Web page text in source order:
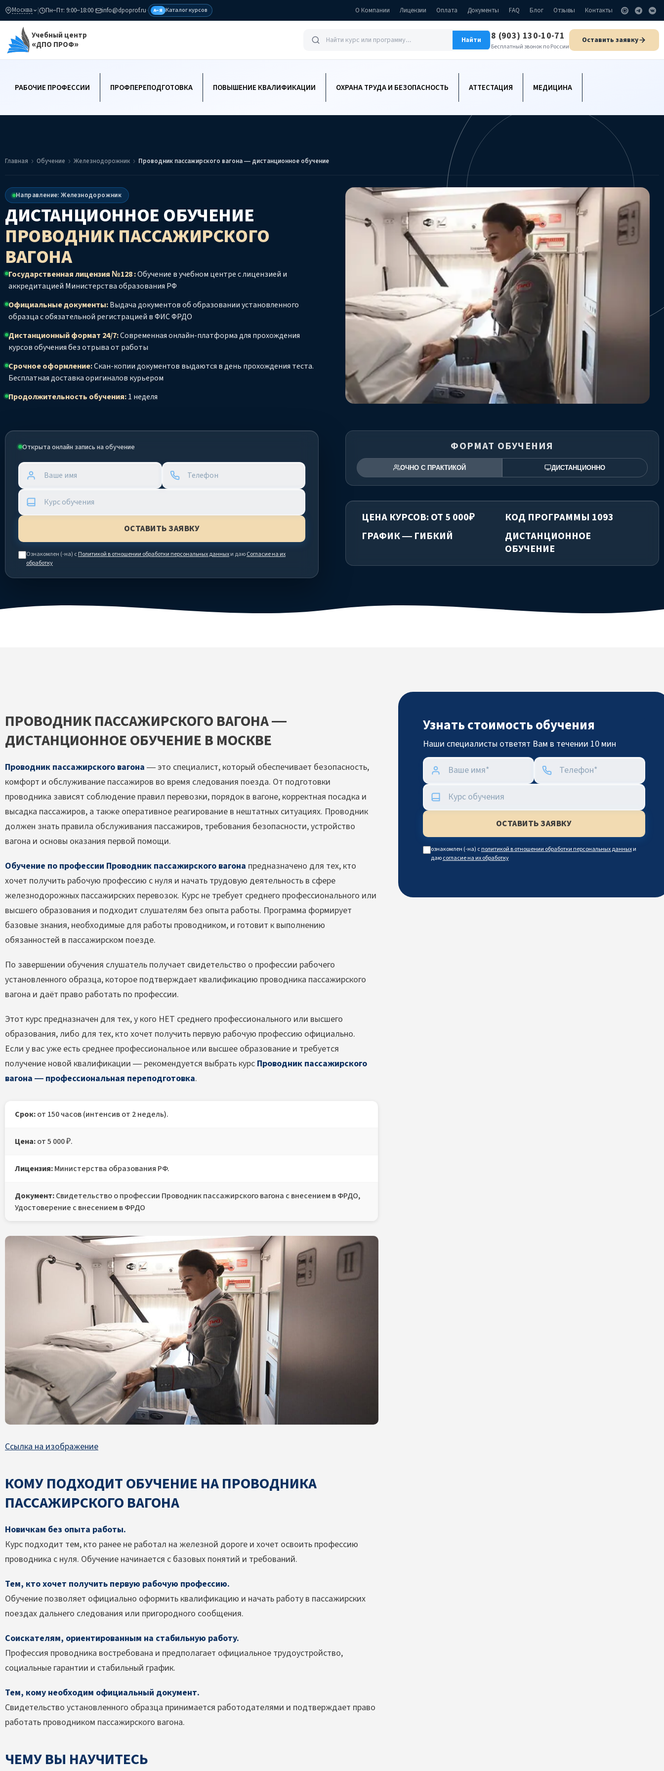
Москва | Пн–Пт: 9:00–18:00· info@dpoprof.ru· А–Я Каталог курсов О Компании Лицензии Оплата Документы FAQ Блог Отзывы Контакты
Учебный центр
«ДПО ПРОФ»
Найти 8 (903) 130-10-71
Бесплатный звонок по России
Оставить заявку
РАБОЧИЕ ПРОФЕССИИ ПРОФПЕРЕПОДГОТОВКА ПОВЫШЕНИЕ КВАЛИФИКАЦИИ ОХРАНА ТРУДА И БЕЗОПАСНОСТЬ АТТЕСТАЦИЯ МЕДИЦИНА
Главная Обучение Железнодорожник Проводник пассажирского вагона — дистанционное обучение
Направление: Железнодорожник
ДИСТАНЦИОННОЕ ОБУЧЕНИЕ
ПРОВОДНИК ПАССАЖИРСКОГО
ВАГОНА
Государственная лицензия №128 :Обучение в учебном центре с лицензией и
аккредитацией Министерства образования РФ
Официальные документы:Выдача документов об образовании установленного
образца с обязательной регистрацией в ФИС ФРДО
Дистанционный формат 24/7:Современная онлайн-платформа для прохождения
курсов обучения без отрыва от работы
Срочное оформление:Скан-копии документов выдаются в день прохождения теста.
Бесплатная доставка оригиналов курьером
Продолжительность обучения:1 неделя
Открыта онлайн запись на обучение
Ознакомлен (-на) сПолитикой в отношении обработки персональных данныхи даюСогласие на их
обработку
ФОРМАТ ОБУЧЕНИЯ
ОЧНО С ПРАКТИКОЙ ДИСТАНЦИОННО
ЦЕНА КУРСОВ: ОТ 5 000₽
КОД ПРОГРАММЫ 1093
ГРАФИК — ГИБКИЙ
ДИСТАНЦИОННОЕ
ОБУЧЕНИЕ
ПРОВОДНИК ПАССАЖИРСКОГО ВАГОНА —
ДИСТАНЦИОННОЕ ОБУЧЕНИЕ В МОСКВЕ
Проводник пассажирского вагона — это специалист, который обеспечивает безопасность,
комфорт и обслуживание пассажиров во время следования поезда. От подготовки
проводника зависят соблюдение правил перевозки, порядок в вагоне, корректная посадка и
высадка пассажиров, а также оперативное реагирование в нештатных ситуациях. Проводник
должен знать правила обслуживания пассажиров, требования безопасности, устройство
вагона и основы оказания первой помощи.
Обучение по профессии Проводник пассажирского вагона предназначено для тех, кто
хочет получить рабочую профессию с нуля и начать трудовую деятельность в сфере
железнодорожных пассажирских перевозок. Курс не требует среднего профессионального или
высшего образования и подходит слушателям без опыта работы. Программа формирует
базовые знания, необходимые для работы проводником, и готовит к выполнению
обязанностей в пассажирском поезде.
По завершении обучения слушатель получает свидетельство о профессии рабочего
установленного образца, которое подтверждает квалификацию проводника пассажирского
вагона и даёт право работать по профессии.
Этот курс предназначен для тех, у кого НЕТ среднего профессионального или высшего
образования, либо для тех, кто хочет получить первую рабочую профессию официально.
Если у вас уже есть среднее профессиональное или высшее образование и требуется
получение новой квалификации — рекомендуется выбрать курс Проводник пассажирского
вагона — профессиональная переподготовка.
Срок:от 150 часов (интенсив от 2 недель).
Цена:от 5 000 ₽.
Лицензия:Министерства образования РФ.
Документ:Свидетельство о профессии Проводник пассажирского вагона с внесением в ФРДО,
Удостоверение с внесением в ФРДО
Ссылка на изображение
КОМУ ПОДХОДИТ ОБУЧЕНИЕ НА ПРОВОДНИКА
ПАССАЖИРСКОГО ВАГОНА
Новичкам без опыта работы.
Курс подходит тем, кто ранее не работал на железной дороге и хочет освоить профессию
проводника с нуля. Обучение начинается с базовых понятий и требований.
Тем, кто хочет получить первую рабочую профессию.
Обучение позволяет официально оформить квалификацию и начать работу в пассажирских
поездах дальнего следования или пригородного сообщения.
Соискателям, ориентированным на стабильную работу.
Профессия проводника востребована и предполагает официальное трудоустройство,
социальные гарантии и стабильный график.
Тем, кому необходим официальный документ.
Свидетельство установленного образца принимается работодателями и подтверждает право
работать проводником пассажирского вагона.
ЧЕМУ ВЫ НАУЧИТЕСЬ
Узнать стоимость обучения
Наши специалисты ответят Вам в течении 10 мин
ознакомлен (-на) сполитикой в отношении обработки персональных данныхи
даюсогласие на их обработку